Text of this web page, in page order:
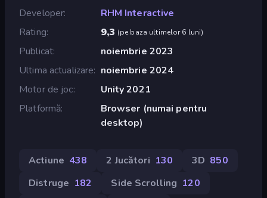
Developer
RHM Interactive
Rating
9,3 (pe baza ultimelor 6 luni)
Publicat
noiembrie 2023
Ultima actualizare
noiembrie 2024
Motor de joc
Unity 2021
Platformă
Browser (numai pentru
desktop)
Actiune 438 2 Jucători 130 3D 850
Distruge 182 Side Scrolling 120